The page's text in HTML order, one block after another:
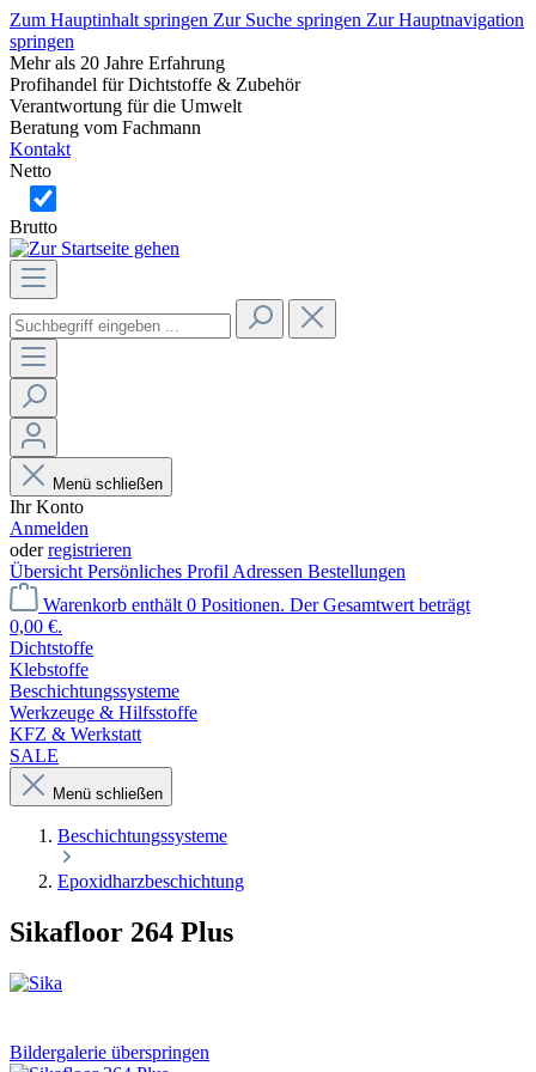
Zum Hauptinhalt springen Zur Suche springen Zur Hauptnavigation
springen
Mehr als 20 Jahre Erfahrung
Profihandel für Dichtstoffe & Zubehör
Verantwortung für die Umwelt
Beratung vom Fachmann
Kontakt
Netto
Brutto
Menü schließen
Ihr Konto
Anmelden
oderregistrieren
Übersicht Persönliches Profil Adressen Bestellungen
Warenkorb enthält 0 Positionen. Der Gesamtwert beträgt
0,00 €.
Dichtstoffe
Klebstoffe
Beschichtungssysteme
Werkzeuge & Hilfsstoffe
KFZ & Werkstatt
SALE
Menü schließen
Beschichtungssysteme
Epoxidharzbeschichtung
Sikafloor 264 Plus
Bildergalerie überspringen